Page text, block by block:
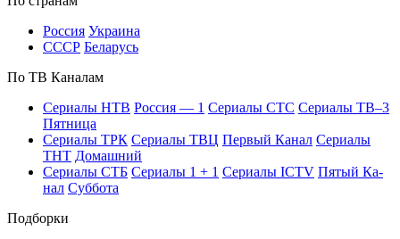
Рос­сия Ук­раи­на
СССР Бе­ла­русь
По ТВ Ка­на­лам
Се­риа­лы НТВ Рос­сия — 1 Се­риа­лы СТС Се­риа­лы ТВ–3
Пят­ни­ца
Се­риа­лы ТРК Се­риа­лы ТВЦ Пер­вый Ка­нал Се­риа­лы
ТНТ До­маш­ний
Се­риа­лы СТБ Се­риа­лы 1 + 1 Се­риа­лы ICTV Пя­тый Ка­
нал Суб­бо­та
Подборки